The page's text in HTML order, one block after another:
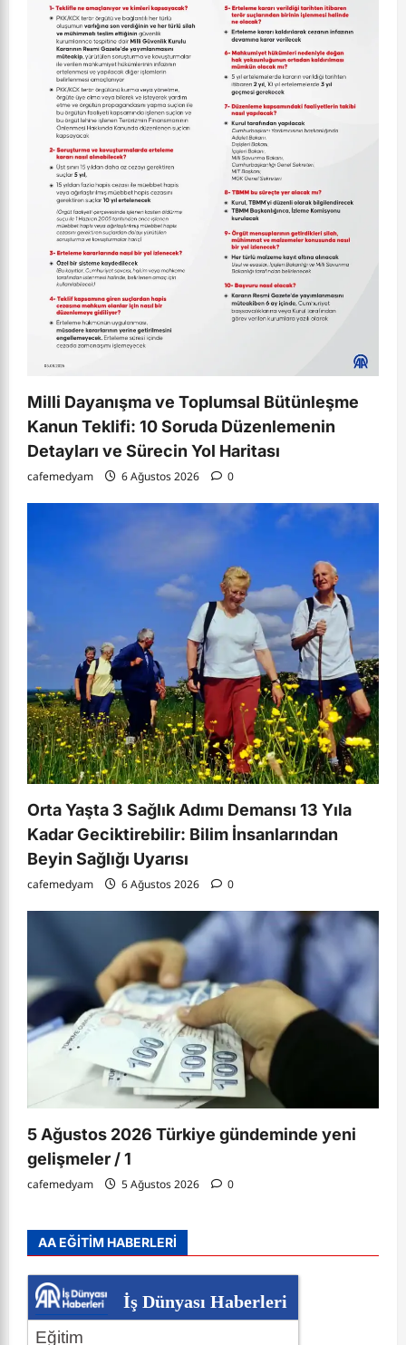
Milli Dayanışma ve Toplumsal Bütünleşme
Kanun Teklifi: 10 Soruda Düzenlemenin
Detayları ve Sürecin Yol Haritası
cafemedyam 6 Ağustos 2026 0
Orta Yaşta 3 Sağlık Adımı Demansı 13 Yıla
Kadar Geciktirebilir: Bilim İnsanlarından
Beyin Sağlığı Uyarısı
cafemedyam 6 Ağustos 2026 0
5 Ağustos 2026 Türkiye gündeminde yeni
gelişmeler / 1
cafemedyam 5 Ağustos 2026 0
AA EĞİTİM HABERLERİ
İş Dünyası Haberleri